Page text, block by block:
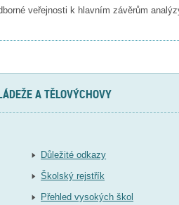
veřejnosti k hlavním závěrům
A TĚLOVÝCHOVY
Důležité odkazy
Školský rejstřík
Přehled vysokých škol